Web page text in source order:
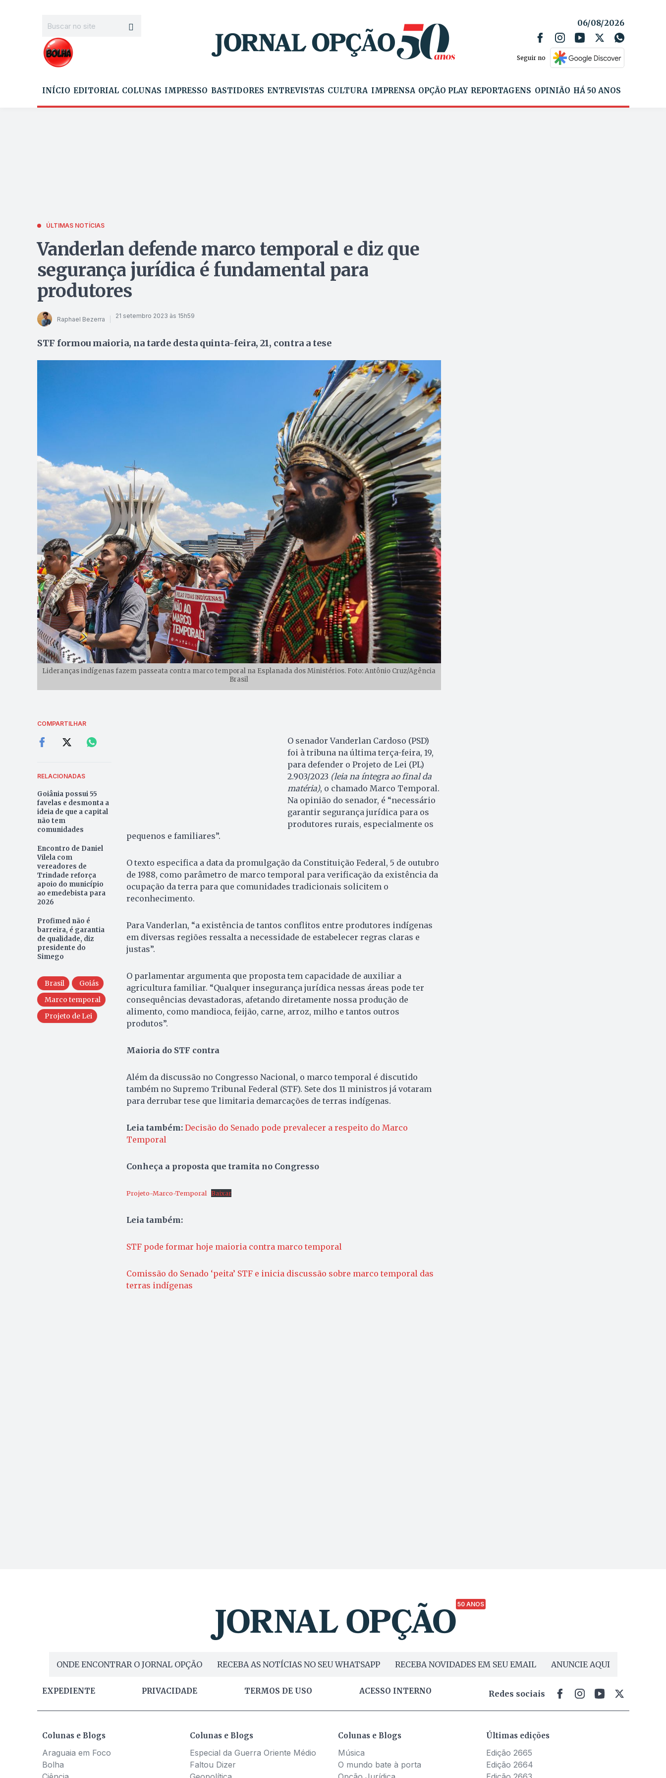
06/08/2026
Seguir no
INÍCIO EDITORIAL COLUNAS IMPRESSO BASTIDORES ENTREVISTAS CULTURA IMPRENSA OPÇÃO PLAY REPORTAGENS OPINIÃO HÁ 50 ANOS
ÚLTIMAS NOTÍCIAS
Vanderlan defende marco temporal e diz que
segurança jurídica é fundamental para
produtores
Raphael Bezerra 21 setembro 2023 às 15h59
STF formou maioria, na tarde desta quinta-feira, 21, contra a tese
Lideranças indígenas fazem passeata contra marco temporal na Esplanada dos Ministérios. Foto: Antônio Cruz/Agência
Brasil
COMPARTILHAR
RELACIONADAS
Goiânia possui 55
favelas e desmonta a
ideia de que a capital
não tem
comunidades
Encontro de Daniel
Vilela com
vereadores de
Trindade reforça
apoio do município
ao emedebista para
2026
Profimed não é
barreira, é garantia
de qualidade, diz
presidente do
Simego
Brasil
Goiás
Marco temporal
Projeto de Lei
O senador Vanderlan Cardoso (PSD)
foi à tribuna na última terça-feira, 19,
para defender o Projeto de Lei (PL)
2.903/2023 (leia na íntegra ao final da
matéria), o chamado Marco Temporal.
Na opinião do senador, é “necessário
garantir segurança jurídica para os
produtores rurais, especialmente os
pequenos e familiares”.
O texto especifica a data da promulgação da Constituição Federal, 5 de outubro
de 1988, como parâmetro de marco temporal para verificação da existência da
ocupação da terra para que comunidades tradicionais solicitem o
reconhecimento.
Para Vanderlan, “a existência de tantos conflitos entre produtores indígenas
em diversas regiões ressalta a necessidade de estabelecer regras claras e
justas”.
O parlamentar argumenta que proposta tem capacidade de auxiliar a
agricultura familiar. “Qualquer insegurança jurídica nessas áreas pode ter
consequências devastadoras, afetando diretamente nossa produção de
alimento, como mandioca, feijão, carne, arroz, milho e tantos outros
produtos”.
Maioria do STF contra
Além da discussão no Congresso Nacional, o marco temporal é discutido
também no Supremo Tribunal Federal (STF). Sete dos 11 ministros já votaram
para derrubar tese que limitaria demarcações de terras indígenas.
Leia também: Decisão do Senado pode prevalecer a respeito do Marco
Temporal
Conheça a proposta que tramita no Congresso
Projeto-Marco-Temporal Baixar
Leia também:
STF pode formar hoje maioria contra marco temporal
Comissão do Senado ‘peita’ STF e inicia discussão sobre marco temporal das
terras indígenas
50 ANOS
ONDE ENCONTRAR O JORNAL OPÇÃO RECEBA AS NOTÍCIAS NO SEU WHATSAPP RECEBA NOVIDADES EM SEU EMAIL ANUNCIE AQUI
EXPEDIENTE PRIVACIDADE TERMOS DE USO ACESSO INTERNO Redes sociais
Colunas e Blogs
Araguaia em Foco
Bolha
Colunas e Blogs
Especial da Guerra Oriente Médio
Faltou Dizer
Colunas e Blogs
Música
O mundo bate à porta
Últimas edições
Edição 2665
Edição 2664